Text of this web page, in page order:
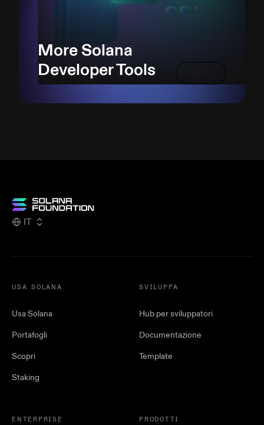
More Solana
Developer Tools
IT
USA SOLANA
Usa Solana
Portafogli
Scopri
Staking
SVILUPPA
Hub per sviluppatori
Documentazione
Template
ENTERPRISE PRODOTTI